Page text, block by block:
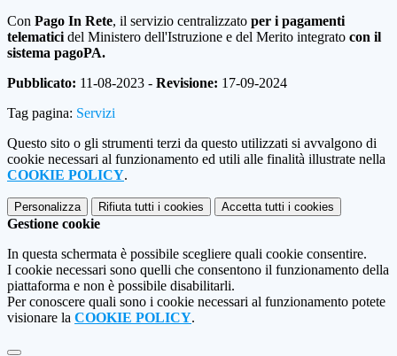
Con Pago In Rete, il servizio centralizzato per i pagamenti
telematici del Ministero dell'Istruzione e del Merito integrato con il
sistema pagoPA.
Pubblicato: 11-08-2023 - Revisione: 17-09-2024
Tag pagina: Servizi
Questo sito o gli strumenti terzi da questo utilizzati si avvalgono di
cookie necessari al funzionamento ed utili alle finalità illustrate nella
COOKIE POLICY.
Personalizza Rifiuta tutti i cookies Accetta tutti i cookies
Gestione cookie
In questa schermata è possibile scegliere quali cookie consentire.
I cookie necessari sono quelli che consentono il funzionamento della
piattaforma e non è possibile disabilitarli.
Per conoscere quali sono i cookie necessari al funzionamento potete
visionare la COOKIE POLICY.